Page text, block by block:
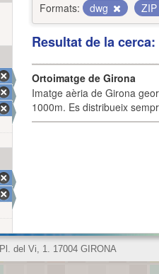
Formats:
dwg ZIP
Resultat de la
Ortoimatge de Girona
Imatge aèria de Girona
1000m. Es distribueix
Pl. del Vi, 1. 17004 GIRONA